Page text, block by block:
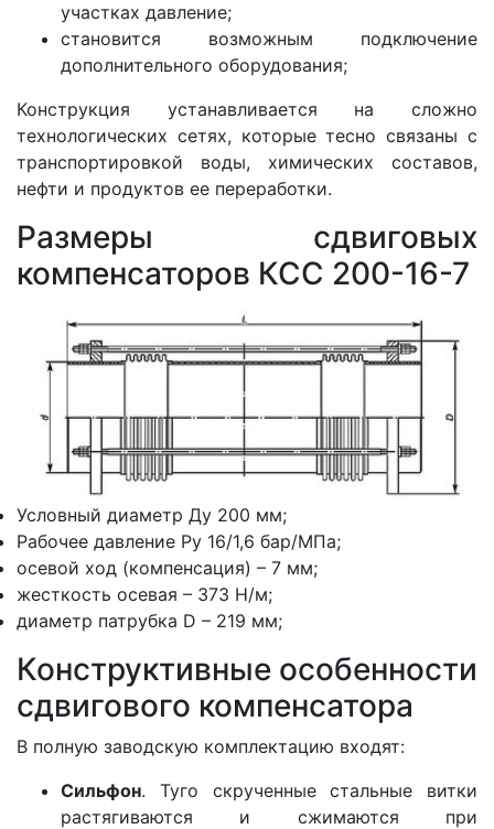
участках давление;
становится возможным подключение
дополнительного оборудования;
Конструкция устанавливается на сложно
технологических сетях, которые тесно связаны с
транспортировкой воды, химических составов,
нефти и продуктов ее переработки.
Размеры cдвиговых
компенсаторов КСС 200-16-7
Условный диаметр Ду 200 мм;
Рабочее давление Ру 16/1,6 бар/МПа;
осевой ход (компенсация) – 7 мм;
жесткость осевая – 373 Н/м;
диаметр патрубка D – 219 мм;
Конструктивные особенности
сдвигового компенсатора
В полную заводскую комплектацию входят:
Сильфон. Туго скрученные стальные витки
растягиваются и сжимаются при